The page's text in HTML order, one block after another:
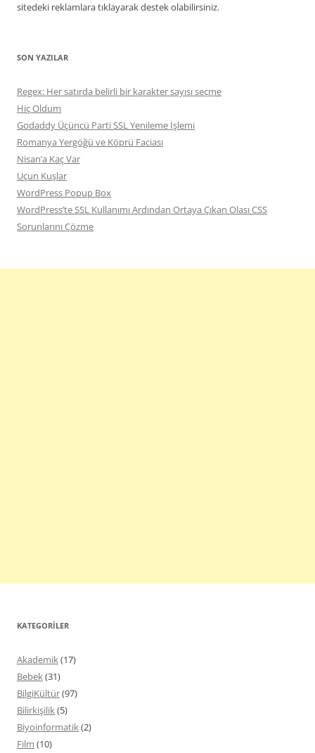
sitedeki reklamlara tıklayarak destek olabilirsiniz.
SON YAZILAR
Regex: Her satırda belirli bir karakter sayısı seçme
Hiç Oldum
Godaddy Üçüncü Parti SSL Yenileme İşlemi
Romanya Yergöğü ve Köprü Faciası
Nisan’a Kaç Var
Uçun Kuşlar
WordPress Popup Box
WordPress’te SSL Kullanımı Ardından Ortaya Çıkan Olası CSS
Sorunlarını Çözme
KATEGORILER
Akademik(17)
Bebek(31)
BilgiKültür(97)
Bilirkişilik(5)
Biyoinformatik(2)
Film (10)